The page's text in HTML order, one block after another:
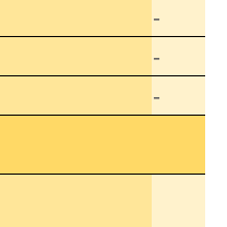
-
-
-